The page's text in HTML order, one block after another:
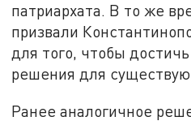
патриархата. В то же
призвали
для того, чтобы
решения для
Ранее аналогичное